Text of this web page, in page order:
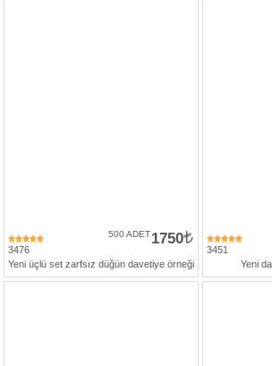
3476
1750
500 ADET
Yeni üçlü set zarfsız düğün davetiye örneği
3451
Yeni